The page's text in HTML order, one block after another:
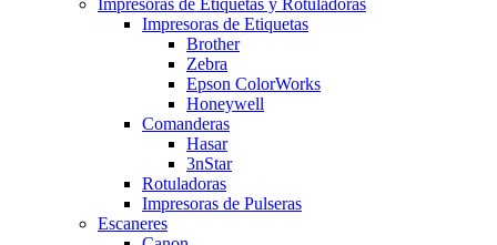
Impresoras de Etiquetas y Rotuladoras
Impresoras de Etiquetas
Brother
Zebra
Epson ColorWorks
Honeywell
Comanderas
Hasar
3nStar
Rotuladoras
Impresoras de Pulseras
Escaneres